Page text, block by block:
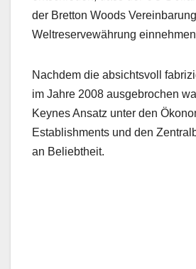
der Bretton Woods
Weltreservewährung
Nachdem die absichtsvoll
im Jahre 2008 ausgebrochen
Keynes Ansatz unter den
Establishments und den
an Beliebtheit.